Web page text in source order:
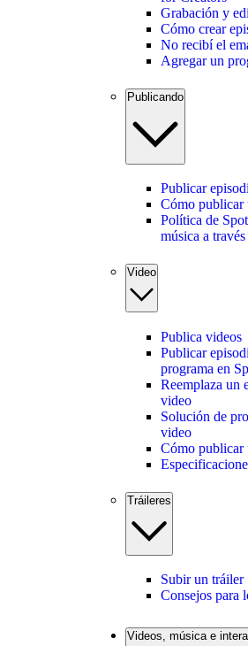
Grabación y
Cómo crear
No recibí el
Agregar un
Publicando
Publicar
Cómo publicar
Política de
música a
Video
Publica videos
Publicar
programa en
Reemplaza un
video
Solución de
video
Cómo publicar
Tráileres
Subir un tráiler
Consejos para
Videos, música e